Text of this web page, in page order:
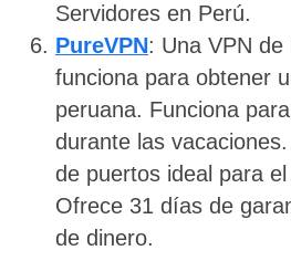
Servidores en Perú.
PureVPN: Una VPN
funciona para obtener
peruana. Funciona
durante las
de puertos ideal para
Ofrece 31 días de
de dinero.